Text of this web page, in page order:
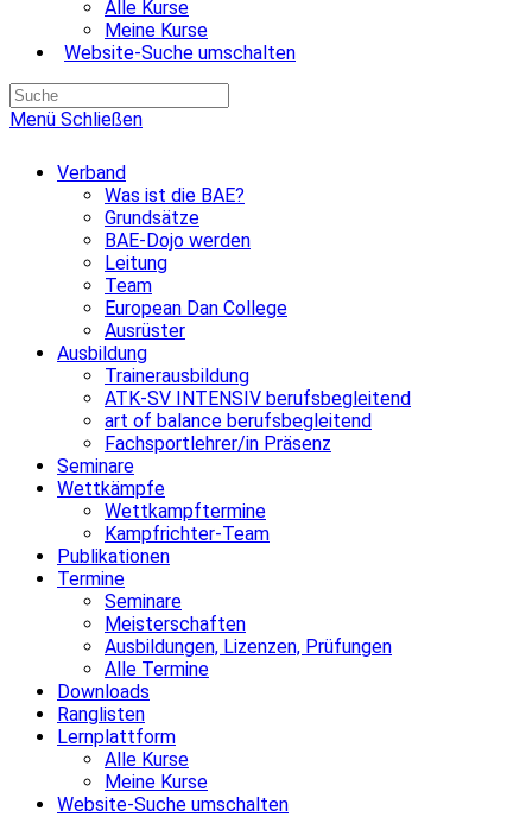
Alle Kurse
Meine Kurse
Website-Suche umschalten
Menü Schließen
Verband
Was ist die BAE?
Grundsätze
BAE-Dojo werden
Leitung
Team
European Dan College
Ausrüster
Ausbildung
Trainerausbildung
ATK-SV INTENSIV berufsbegleitend
art of balance berufsbegleitend
Fachsportlehrer/in Präsenz
Seminare
Wettkämpfe
Wettkampftermine
Kampfrichter-Team
Publikationen
Termine
Seminare
Meisterschaften
Ausbildungen, Lizenzen, Prüfungen
Alle Termine
Downloads
Ranglisten
Lernplattform
Alle Kurse
Meine Kurse
Website-Suche umschalten